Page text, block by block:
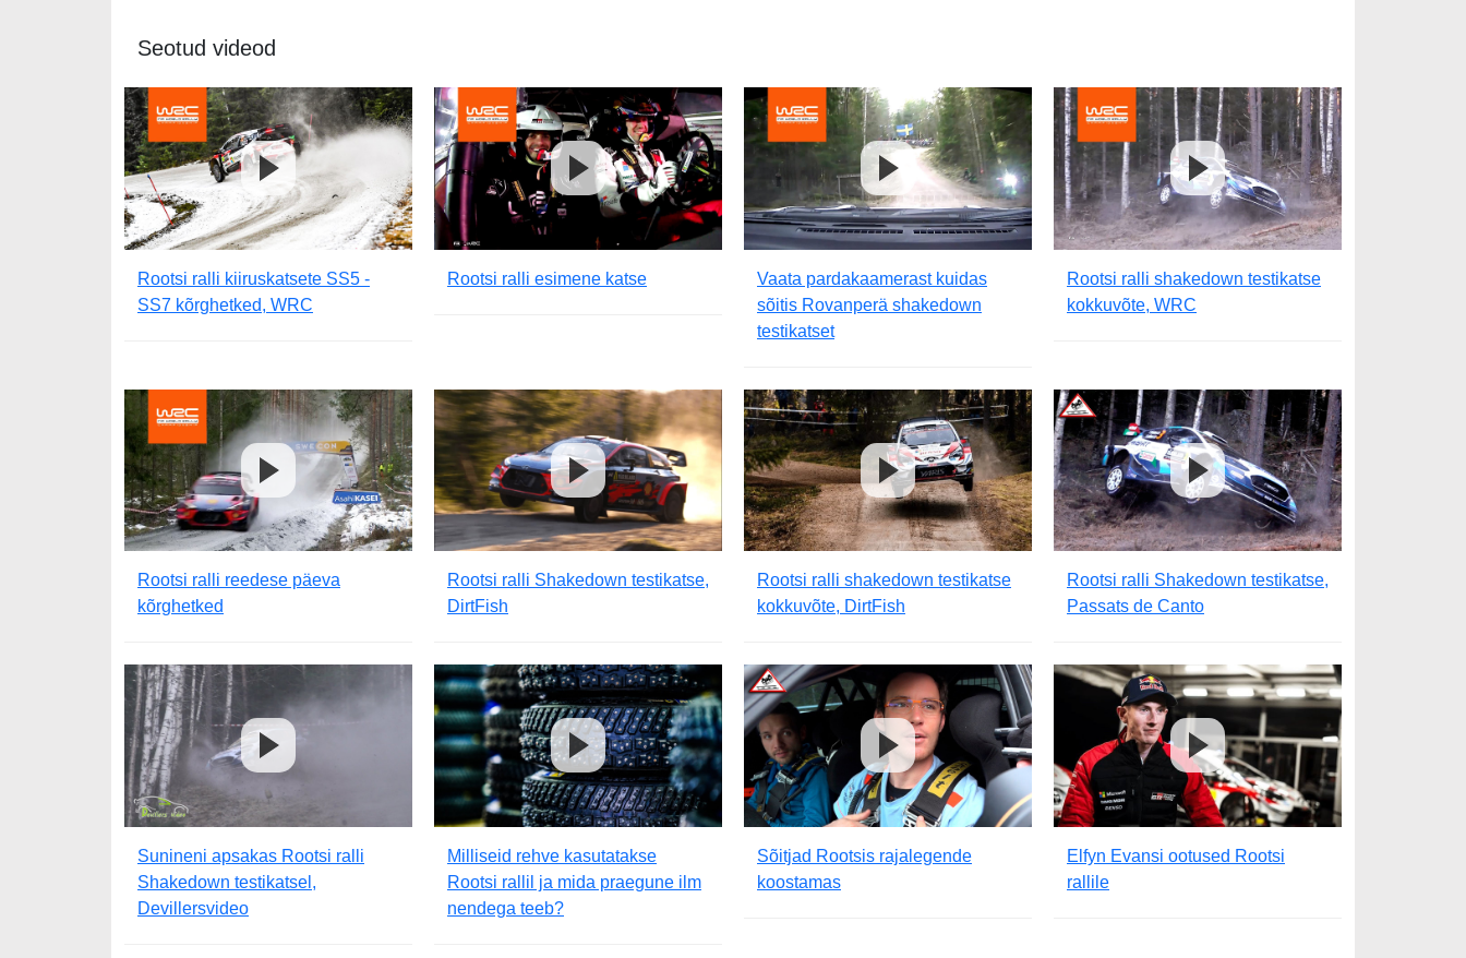
Seotud videod
Rootsi ralli kiiruskatsete SS5 -
SS7 kõrghetked, WRC
Rootsi ralli esimene katse
Vaata pardakaamerast kuidas
sõitis Rovanperä shakedown
testikatset
Rootsi ralli shakedown testikatse
kokkuvõte, WRC
Rootsi ralli reedese päeva
kõrghetked
Rootsi ralli Shakedown testikatse,
DirtFish
Rootsi ralli shakedown testikatse
kokkuvõte, DirtFish
Rootsi ralli Shakedown testikatse,
Passats de Canto
Sunineni apsakas Rootsi ralli
Shakedown testikatsel,
Devillersvideo
Milliseid rehve kasutatakse
Rootsi rallil ja mida praegune ilm
nendega teeb?
Sõitjad Rootsis rajalegende
koostamas
Elfyn Evansi ootused Rootsi
rallile